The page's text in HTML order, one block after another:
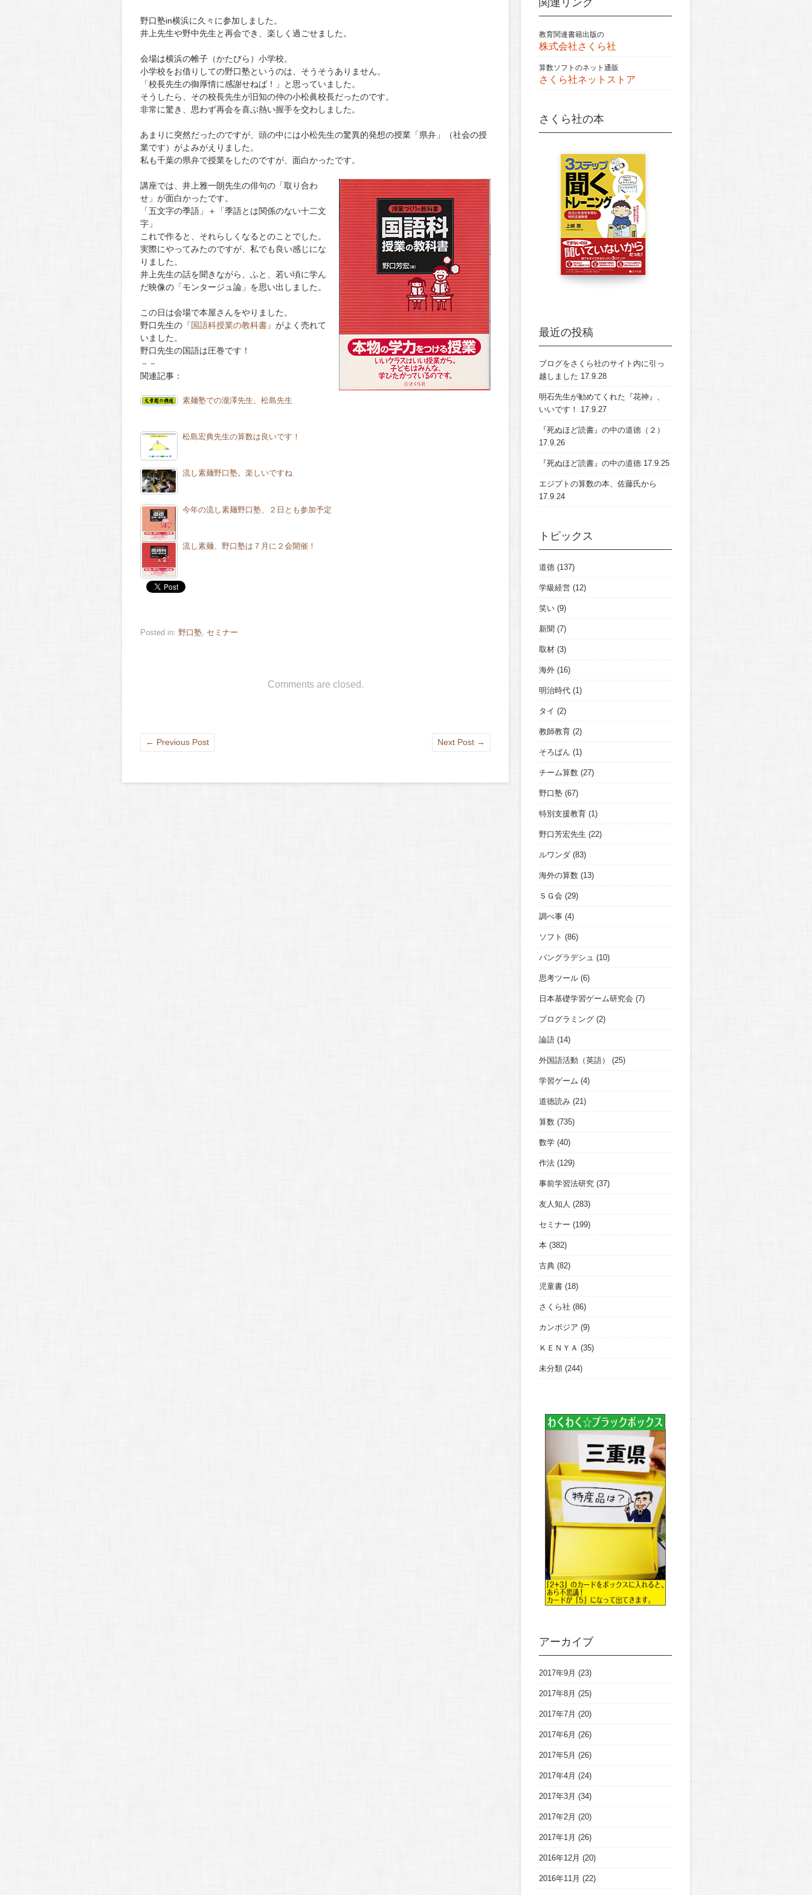
野口塾in横浜に久々に参加しました。
井上先生や野中先生と再会でき、楽しく過ごせました。
会場は横浜の帷子（かたびら）小学校。
小学校をお借りしての野口塾というのは、そうそうありません。
「校長先生の御厚情に感謝せねば！」と思っていました。
そうしたら、その校長先生が旧知の仲の小松眞校長だったのです。
非常に驚き、思わず再会を喜ぶ熱い握手を交わしました。
あまりに突然だったのですが、頭の中には小松先生の驚異的発想の授業「県弁」（社会の授
業です）がよみがえりました。
私も千葉の県弁で授業をしたのですが、面白かったです。
講座では、井上雅一朗先生の俳句の「取り合わ
せ」が面白かったです。
「五文字の季語」＋「季語とは関係のない十二文
字」
これで作ると、それらしくなるとのことでした。
実際にやってみたのですが、私でも良い感じにな
りました。
井上先生の話を聞きながら、ふと、若い頃に学ん
だ映像の「モンタージュ論」を思い出しました。
この日は会場で本屋さんをやりました。
野口先生の 『国語科授業の教科書』 がよく売れて
いました。
野口先生の国語は圧巻です！
－－
関連記事：
素麺塾での瀧澤先生、松島先生
松島宏典先生の算数は良いです！
流し素麺野口塾。楽しいですね
今年の流し素麺野口塾、２日とも参加予定
流し素麺、野口塾は７月に２会開催！
Posted in: 野口塾 セミナー
Comments are closed.
← Previous Post Next Post →
関連リンク
教育関連書籍出版の
株式会社さくら社
算数ソフトのネット通販
さくら社ネットストア
さくら社の本
最近の投稿
ブログをさくら社のサイト内に引っ
越しました 17.9.28
明石先生が勧めてくれた『花神』、
いいです！
17.9.27
『死ぬほど読書』の中の道徳（２）
17.9.26
『死ぬほど読書』の中の道徳 17.9.25
エジプトの算数の本、佐藤氏から
17.9.24
トピックス
道徳 (137)
学級経営 (12)
笑い (9)
新聞 (7)
取材 (3)
海外 (16)
明治時代 (1)
タイ (2)
教師教育 (2)
そろばん (1)
チーム算数 (27)
野口塾 (67)
特別支援教育 (1)
野口芳宏先生 (22)
ルワンダ (83)
海外の算数 (13)
ＳＧ会 (29)
調べ事 (4)
ソフト (86)
バングラデシュ (10)
思考ツール (6)
日本基礎学習ゲーム研究会 (7)
プログラミング (2)
論語 (14)
外国語活動（英語） (25)
学習ゲーム (4)
道徳読み (21)
算数 (735)
数学 (40)
作法 (129)
事前学習法研究 (37)
友人知人 (283)
セミナー (199)
本 (382)
古典 (82)
児童書 (18)
さくら社 (86)
カンボジア (9)
ＫＥＮＹＡ (35)
未分類 (244)
アーカイブ
2017年9月 (23)
2017年8月 (25)
2017年7月 (20)
2017年6月 (26)
2017年5月 (26)
2017年4月 (24)
2017年3月 (34)
2017年2月 (20)
2017年1月 (26)
2016年12月 (20)
2016年11月 (22)